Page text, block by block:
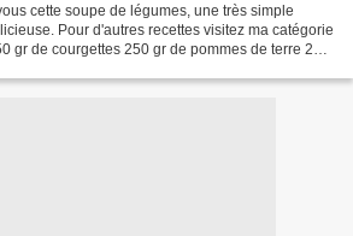
cette soupe de légumes, une très simple
Pour d'autres recettes visitez ma catégorie
gr de courgettes 250 gr de pommes de terre 250